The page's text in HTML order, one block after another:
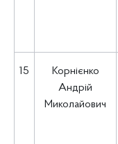
15
Корнієнко
Андрій
Миколайович